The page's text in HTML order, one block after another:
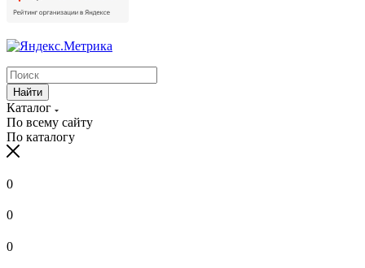
Найти
Каталог
По всему сайту
По каталогу
0
0
0